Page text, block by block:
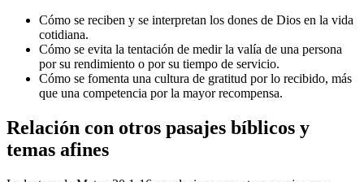
Cómo se reciben y se interpretan los dones de Dios en la vida
cotidiana.
Cómo se evita la tentación de medir la valía de una persona
por su rendimiento o por su tiempo de servicio.
Cómo se fomenta una cultura de gratitud por lo recibido, más
que una competencia por la mayor recompensa.
Relación con otros pasajes bíblicos y
temas afines